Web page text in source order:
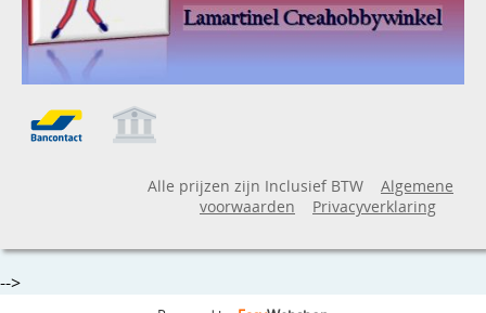
Alle prijzen zijn Inclusief BTW
Algemene
voorwaarden
Privacyverklaring
-->